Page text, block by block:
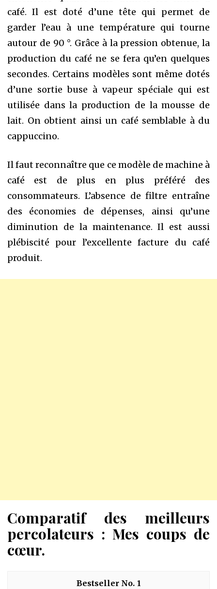
café. Il est doté d’une tête qui permet de
garder l’eau à une température qui tourne
autour de 90 °. Grâce à la pression obtenue, la
production du café ne se fera qu’en quelques
secondes. Certains modèles sont même dotés
d’une sortie buse à vapeur spéciale qui est
utilisée dans la production de la mousse de
lait. On obtient ainsi un café semblable à du
cappuccino.
Il faut reconnaître que ce modèle de machine à
café est de plus en plus préféré des
consommateurs. L’absence de filtre entraîne
des économies de dépenses, ainsi qu’une
diminution de la maintenance. Il est aussi
plébiscité pour l’excellente facture du café
produit.
Comparatif des meilleurs
percolateurs : Mes coups de
cœur.
1